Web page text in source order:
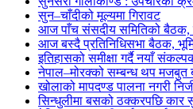
सुन–चाँदीको मूल्यमा गिरावट
आज पाँच संसदीय समितिको बैठक,
आज बस्दै प्रतिनिधिसभा बैठक,
इतिहासको समीक्षा गर्दै नयाँ
नेपाल–मोरक्को सम्बन्ध थप मजबुत
खोलाको मापदण्ड पालना नगरी
सिन्धुलीमा बसको ठक्करपछि कार